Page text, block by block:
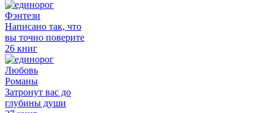
Фэнтези
Написано так, что
вы точно поверите
26 книг
Любовь
Романы
Затронут вас до
глубины души